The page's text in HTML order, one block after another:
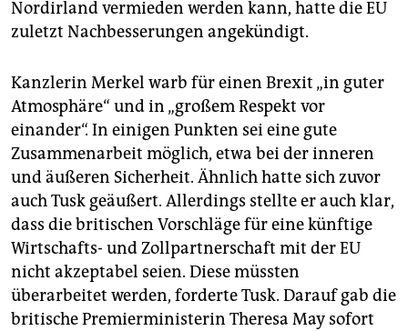
Nordirland vermieden werden kann, hatte die EU
zuletzt Nachbesserungen angekündigt.
Kanzlerin Merkel warb für einen Brexit „in guter
Atmosphäre“ und in „großem Respekt vor
einander“. In einigen Punkten sei eine gute
Zusammenarbeit möglich, etwa bei der inneren
und äußeren Sicherheit. Ähnlich hatte sich zuvor
auch Tusk geäußert. Allerdings stellte er auch klar,
dass die britischen Vorschläge für eine künftige
Wirtschafts- und Zollpartnerschaft mit der EU
nicht akzeptabel seien. Diese müssten
überarbeitet werden, forderte Tusk. Darauf gab die
britische Premierministerin Theresa May sofort